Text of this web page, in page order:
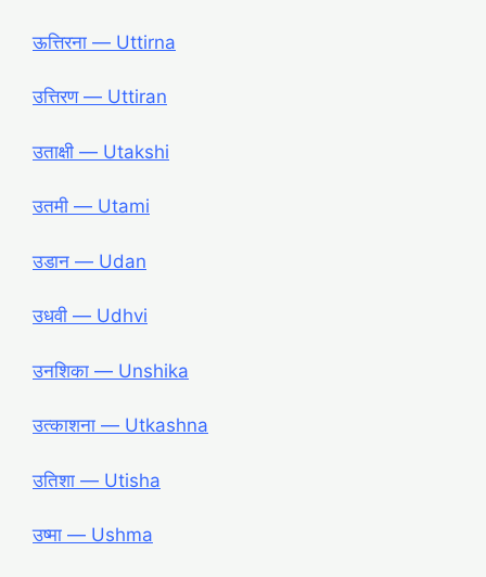
ऊत्तिरना ― Uttirna
उत्तिरण ― Uttiran
उताक्षी ― Utakshi
उतमी ― Utami
उडान ― Udan
उधवी ― Udhvi
उनशिका ― Unshika
उत्काशना ― Utkashna
उतिशा ― Utisha
उष्मा ― Ushma